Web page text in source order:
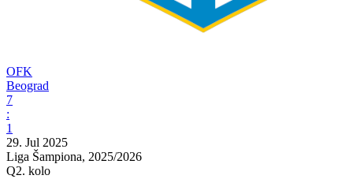
OFK
Beograd
7
:
1
29. Jul 2025
Liga Šampiona, 2025/2026
Q2. kolo